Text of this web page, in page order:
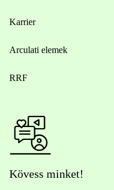
Karrier
Arculati elemek
RRF
Kövess minket!